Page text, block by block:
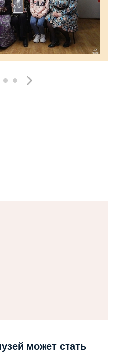
может стать